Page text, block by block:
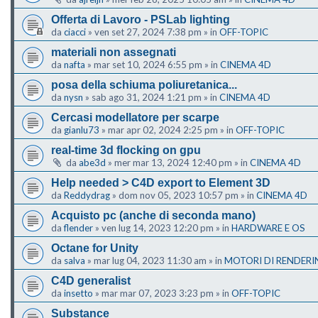
Offerta di Lavoro - PSLab lighting
da ciacci » ven set 27, 2024 7:38 pm » in OFF-TOPIC
materiali non assegnati
da nafta » mar set 10, 2024 6:55 pm » in CINEMA 4D
posa della schiuma poliuretanica...
da nysn » sab ago 31, 2024 1:21 pm » in CINEMA 4D
Cercasi modellatore per scarpe
da gianlu73 » mar apr 02, 2024 2:25 pm » in OFF-TOPIC
real-time 3d flocking on gpu
da abe3d » mer mar 13, 2024 12:40 pm » in CINEMA 4D
Help needed > C4D export to Element 3D
da Reddydrag » dom nov 05, 2023 10:57 pm » in CINEMA 4D
Acquisto pc (anche di seconda mano)
daflender » ven lug 14, 2023 12:20 pm » in HARDWARE E OS
Octane for Unity
da salva » mar lug 04, 2023 11:30 am » in MOTORI DI
C4D generalist
da insetto » mar mar 07, 2023 3:23 pm » in OFF-TOPIC
Substance